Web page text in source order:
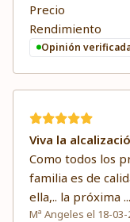
Precio
Rendimiento
Opinión
Viva la
Como todos los
familia es de
ella,.. la próxima ...
Mª Angeles el 18-03-